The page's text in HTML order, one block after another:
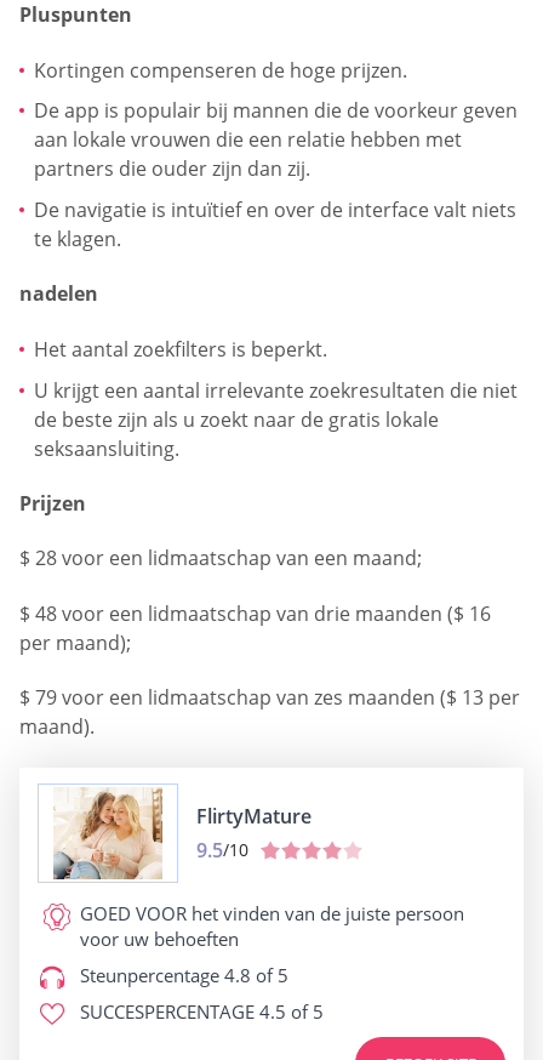
Pluspunten
Kortingen compenseren de hoge prijzen.
De app is populair bij mannen die de voorkeur geven
aan lokale vrouwen die een relatie hebben met
partners die ouder zijn dan zij.
De navigatie is intuïtief en over de interface valt niets
te klagen.
nadelen
Het aantal zoekfilters is beperkt.
U krijgt een aantal irrelevante zoekresultaten die niet
de beste zijn als u zoekt naar de gratis lokale
seksaansluiting.
Prijzen
$ 28 voor een lidmaatschap van een maand;
$ 48 voor een lidmaatschap van drie maanden ($ 16
per maand);
$ 79 voor een lidmaatschap van zes maanden ($ 13 per
maand).
FlirtyMature
9.5/10
GOED VOOR het vinden van de juiste persoon
voor uw behoeften
Steunpercentage 4.8 of 5
SUCCESPERCENTAGE 4.5 of 5